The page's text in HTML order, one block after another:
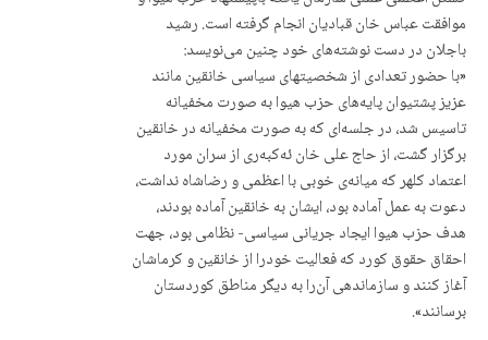
موافقت عباس خان قبادیان انجام گرفتە است. رشید
باجلان در دست نوشتەهای خود چنین می‌نویسد:
«با حضور تعدادی از شخصیتهای سیاسی خانقین مانند
عزیز پشتیوان پایەهای حزب هیوا بە صورت مخفیانە
تاسیس شد، در جلسەای کە بە صورت مخفیانە در خانقین
برگزار گشت، از حاج علی خان ئەکبەری از سران مورد
اعتماد کلهر کە میانەی خوبی با اعظمی و رضاشاه نداشت،
دعوت بە عمل آمادە بود، ایشان بە خانقین آمادە بودند،
هدف حزب هیوا ایجاد جریانی سیاسی- نظامی بود، جهت
احقاق حقوق کورد کە فعالیت خودرا از خانقین و کرماشان
آغاز کنند و سازماندهی آن‌را بە دیگر مناطق کوردستان
برسانند».